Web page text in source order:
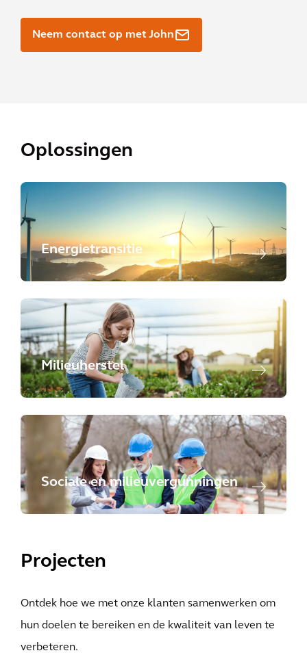
Neem contact op met John
Oplossingen
Energietransitie
Milieuherstel
Sociale en milieuvergunningen
Projecten
Ontdek hoe we met onze klanten samenwerken om
hun doelen te bereiken en de kwaliteit van leven te
verbeteren.